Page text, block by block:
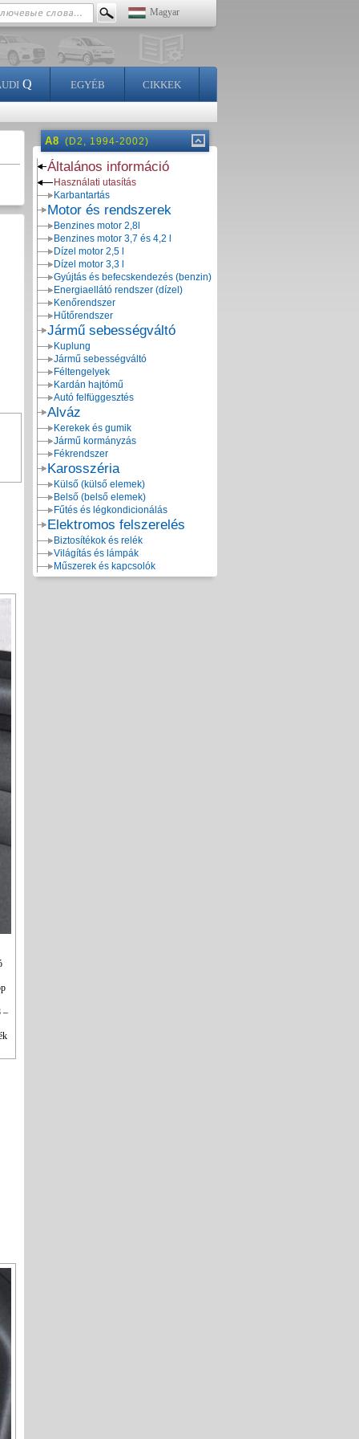
Magyar
Q EGYÉB CIKKEK
–
A8 (D2, 1994-2002)
Általános információ
Használati utasítás
Karbantartás
Motor és rendszerek
Benzines motor 2,8l
Benzines motor 3,7 és 4,2 l
Dízel motor 2,5 l
Dízel motor 3,3 l
Gyújtás és befecskendezés (benzin)
Energiaellátó rendszer (dízel)
Kenőrendszer
Hűtőrendszer
Jármű sebességváltó
Kuplung
Jármű sebességváltó
Féltengelyek
Kardán hajtómű
Autó felfüggesztés
Alváz
Kerekek és gumik
Jármű kormányzás
Fékrendszer
Karosszéria
Külső (külső elemek)
Belső (belső elemek)
Fűtés és légkondicionálás
Elektromos felszerelés
Biztosítékok és relék
Világítás és lámpák
Műszerek és kapcsolók